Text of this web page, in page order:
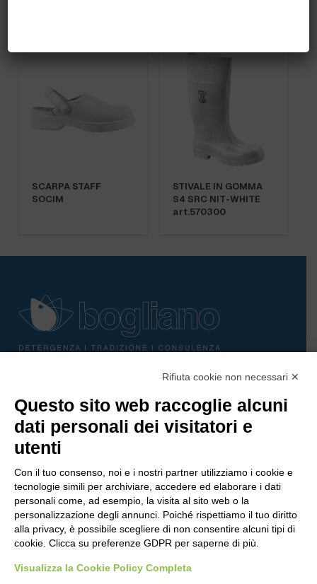
SCARPA STAFF
SOCIM
STIVALE IN GOMMA
S4 SRC NIT-WHITE
art.570300
Strada Statale 231 Alba-Bra
Borgo San Martino 44, 12060 Pocapaglia CN
Tel:0172-478161
Fax: 0172-487399
info@bogliano.it
Privacy Policy
Modifica preferenze cookie
Rifiuta cookie non necessari ✕
Questo sito web raccoglie alcuni
dati personali dei visitatori e
utenti
Con il tuo consenso, noi e i nostri partner utilizziamo i cookie e
tecnologie simili per archiviare, accedere ed elaborare i dati
personali come, ad esempio, la visita al sito web o la
personalizzazione degli annunci. Poiché rispettiamo il tuo diritto
alla privacy, è possibile scegliere di non consentire alcuni tipi di
cookie. Clicca su preferenze GDPR per saperne di più.
Visualizza la Cookie Policy Completa